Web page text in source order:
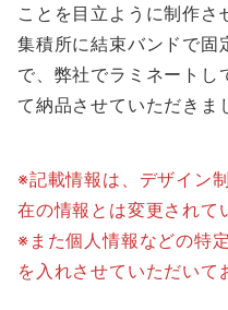
ことを目立ように制作さ
集積所に結束バンドで固
で、弊社でラミネートし
て納品させていただきま
※記載情報は、デザイン
在の情報とは変更されて
※また個人情報などの特
を入れさせていただいて